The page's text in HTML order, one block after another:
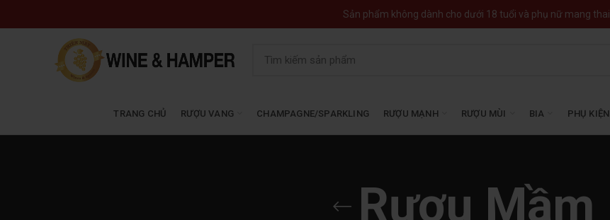
TRANG CHỦ RƯỢU VANG CHAMPAGNE/SPARKLING RƯỢU MẠNH RƯỢU MÙI BIA PHỤ KIỆN
Rượu Mầm
Sản phẩm không dành cho dưới 18 tuổi và phụ nữ mang thai